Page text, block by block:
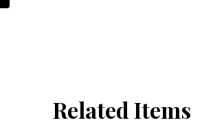
Related Items